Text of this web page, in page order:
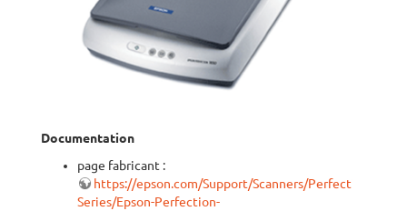
Documentation
page fabricant :
https://epson.com/Support/Scanners/Perfection-
Series/Epson-Perfection-